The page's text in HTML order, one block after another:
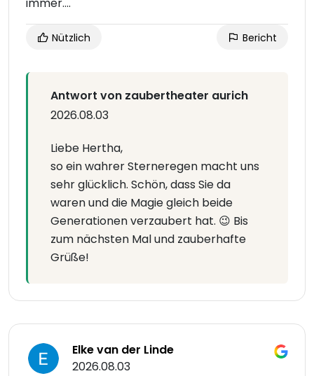
immer....
Nützlich Bericht
Antwort von zaubertheater aurich
2026.08.03
Liebe Hertha,
so ein wahrer Sterneregen macht uns
sehr glücklich. Schön, dass Sie da
waren und die Magie gleich beide
Generationen verzaubert hat. 😉 Bis
zum nächsten Mal und zauberhafte
Grüße!
Elke van der Linde
2026.08.03